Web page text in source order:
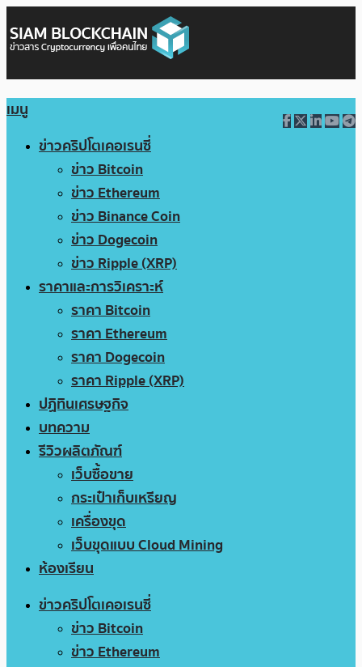
เมนู
ข่าวคริปโตเคอเรนซี่
ข่าว Bitcoin
ข่าว Ethereum
ข่าว Binance Coin
ข่าว Dogecoin
ข่าว Ripple (XRP)
ราคาและการวิเคราะห์
ราคา Bitcoin
ราคา Ethereum
ราคา Dogecoin
ราคา Ripple (XRP)
ปฏิทินเศรษฐกิจ
บทความ
รีวิวผลิตภัณฑ์
เว็บซื้อขาย
กระเป๋าเก็บเหรียญ
เครื่องขุด
เว็บขุดแบบ Cloud Mining
ห้องเรียน
ข่าวคริปโตเคอเรนซี่
ข่าว Bitcoin
ข่าว Ethereum